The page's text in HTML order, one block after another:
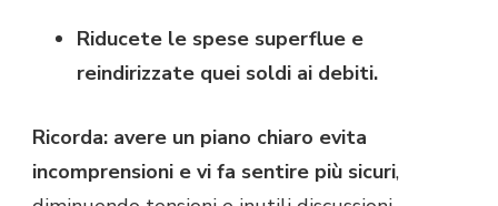
Riducete le spese superflue e
reindirizzate quei soldi ai debiti.
Ricorda: avere un piano chiaro evita
incomprensioni e vi fa sentire più sicuri,